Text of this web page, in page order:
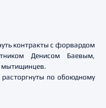
контракты с форвардом
Денисом Баевым,
мытищинцев.
по обоюдному